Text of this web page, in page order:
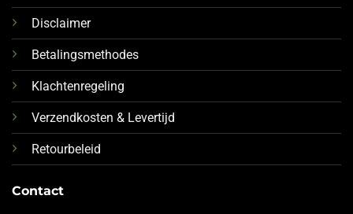
Disclaimer
Betalingsmethodes
Klachtenregeling
Verzendkosten & Levertijd
Retourbeleid
Contact